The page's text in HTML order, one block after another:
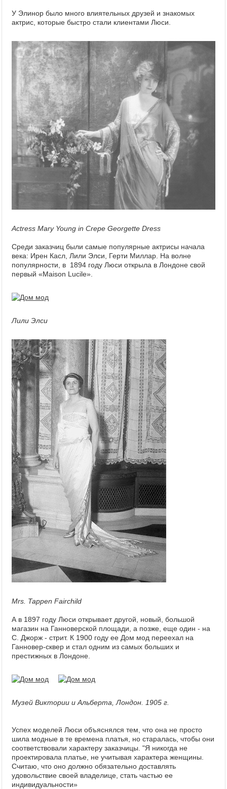
У Элинор было много влиятельных друзей и знакомых
актрис, которые быстро стали клиентами Люси.
Actress Mary Young in Crepe Georgette Dress
Среди заказчиц были самые популярные актрисы начала
века: Ирен Касл, Лили Элси, Герти Миллар. На волне
популярности, в 1894 году Люси открыла в Лондоне свой
первый «Maison Lucile».
Лили Элси
Mrs. Tappen Fairchild
А в 1897 году Люси открывает другой, новый, большой
магазин на Ганноверской площади, а позже, еще один - на
С. Джорж - стрит. К 1900 году ее Дом мод переехал на
Ганновер-сквер и стал одним из самых больших и
престижных в Лондоне.
Музей Виктории и Альберта, Лондон. 1905 г.
Успех моделей Люси объяснялся тем, что она не просто
шила модные в те времена платья, но старалась, чтобы они
соответствовали характеру заказчицы. "Я никогда не
проектировала платье, не учитывая характера женщины.
Считаю, что оно должно обязательно доставлять
удовольствие своей владелице, стать частью ее
индивидуальности»